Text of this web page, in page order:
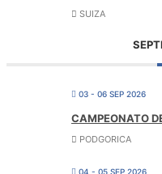
SUIZA
03 - 06 SEP 2026
CAMPEONATO
PODGORICA
04 - 05 SEP 2026